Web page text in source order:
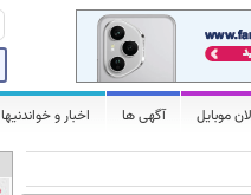
موبایل آگهی ها اخبار و خواندنیها